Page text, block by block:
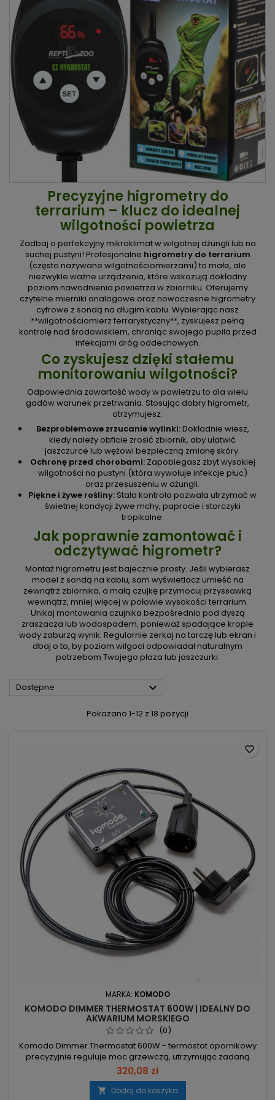
Precyzyjne higrometry do
terrarium – klucz do idealnej
wilgotności powietrza
Zadbaj o perfekcyjny mikroklimat w wilgotnej dżungli lub na
suchej pustyni! Profesjonalne higrometry do terrarium
(często nazywane wilgotnościomierzami) to małe, ale
niezwykle ważne urządzenia, które wskazują dokładny
poziom nawodnienia powietrza w zbiorniku. Oferujemy
czytelne mierniki analogowe oraz nowoczesne higrometry
cyfrowe z sondą na długim kablu. Wybierając nasz
**wilgotnościomierz terrarystyczny**, zyskujesz pełną
kontrolę nad środowiskiem, chroniąc swojego pupila przed
infekcjami dróg oddechowych.
Co zyskujesz dzięki stałemu
monitorowaniu wilgotności?
Odpowiednia zawartość wody w powietrzu to dla wielu
gadów warunek przetrwania. Stosując dobry higrometr,
otrzymujesz:
Bezproblemowe zrzucanie wylinki:Dokładnie wiesz,
kiedy należy obficie zrosić zbiornik, aby ułatwić
jaszczurce lub wężowi bezpieczną zmianę skóry.
Ochronę przed chorobami:Zapobiegasz zbyt wysokiej
wilgotności na pustyni (która wywołuje infekcje płuc)
oraz przesuszeniu w dżungli.
Piękne i żywe rośliny: Stała kontrola pozwala utrzymać w
świetnej kondycji żywe mchy, paprocie i storczyki
tropikalne.
Jak poprawnie zamontować i
odczytywać higrometr?
Montaż higrometru jest bajecznie prosty. Jeśli wybierasz
model z sondą na kablu, sam wyświetlacz umieść na
zewnątrz zbiornika, a małą czujkę przymocuj przyssawką
wewnątrz, mniej więcej w połowie wysokości terrarium.
Unikaj montowania czujnika bezpośrednio pod dyszą
zraszacza lub wodospadem, ponieważ spadające krople
wody zaburzą wynik. Regularnie zerkaj na tarczę lub ekran i
dbaj o to, by poziom wilgoci odpowiadał naturalnym
potrzebom Twojego płaza lub jaszczurki.
Dostępne 
Pokazano 1-12 z 18 pozycji
MARKA: KOMODO
KOMODO DIMMER THERMOSTAT 600W | IDEALNY DO
AKWARIUM MORSKIEGO
(0)
Komodo Dimmer Thermostat 600W - termostat opornikowy
precyzyjnie reguluje moc grzewczą, utrzymując zadaną
temperaturę bez częstego załączania/wyłączania źródeł
ciepła. Moc maks. 600W – obsługa sumarycznych źródeł do
600W (np. 4×100W + 2×50W), bez przeciążania. Zakres 19–
320,08 zł
 Dodaj do koszyka
favorite_border